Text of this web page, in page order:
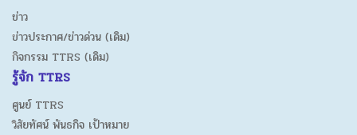
ข่าว
ข่าวประกาศ/ข่าวด่วน (เดิม)
กิจกรรม TTRS (เดิม)
รู้จัก TTRS
ศูนย์ TTRS
วิสัยทัศน์ พันธกิจ เป้าหมาย